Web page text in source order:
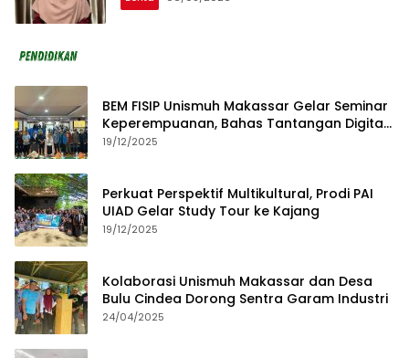
BEM FISIP Unismuh Makassar Gelar Seminar
Keperempuanan, Bahas Tantangan Digital
dan Budaya Lokal
19/12/2025
Perkuat Perspektif Multikultural, Prodi PAI
UIAD Gelar Study Tour ke Kajang
19/12/2025
Kolaborasi Unismuh Makassar dan Desa
Bulu Cindea Dorong Sentra Garam Industri
24/04/2025